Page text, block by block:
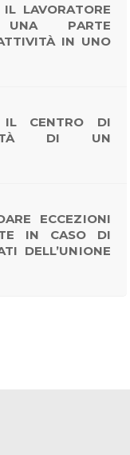
LAVORATORE
UNA PARTE
IN UNO
CENTRO DI
DI UN
ECCEZIONI
IN CASO DI
DELL’UNIONE